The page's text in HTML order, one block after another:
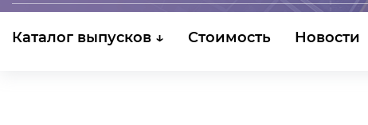
Каталог выпусков ↓ Стоимость Новости